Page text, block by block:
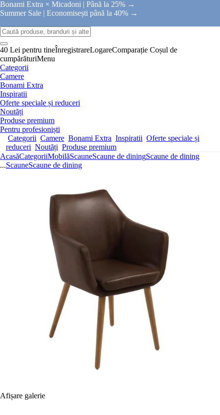
Bonami Extra × Micadoni | Până la 25% →
Summer Sale | Economisești până la 40% →
40 Lei pentru tineÎnregistrareLogareComparație Coșul de
cumpărăturiMenu
Categorii
Camere
Bonami Extra
Inspiratii
Oferte speciale și reduceri
Noutăți
Produse premium
Pentru profesioniști
Categorii Camere Bonami Extra Inspiratii Oferte speciale și
reduceri Noutăți Produse premium
AcasăCategoriiMobilăScauneScaune de diningScaune de dining
...ScauneScaune de dining
Afișare galerie